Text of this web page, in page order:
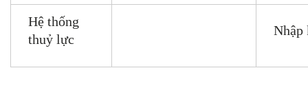
Hệ thống
thuỷ lực
Nhập